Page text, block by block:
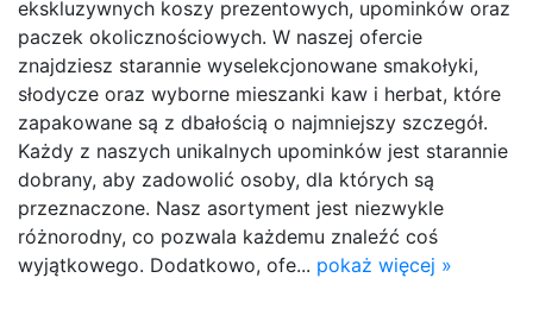
ekskluzywnych koszy prezentowych, upominków oraz
paczek okolicznościowych. W naszej ofercie
znajdziesz starannie wyselekcjonowane smakołyki,
słodycze oraz wyborne mieszanki kaw i herbat, które
zapakowane są z dbałością o najmniejszy szczegół.
Każdy z naszych unikalnych upominków jest starannie
dobrany, aby zadowolić osoby, dla których są
przeznaczone. Nasz asortyment jest niezwykle
różnorodny, co pozwala każdemu znaleźć coś
wyjątkowego. Dodatkowo, ofe... pokaż więcej »